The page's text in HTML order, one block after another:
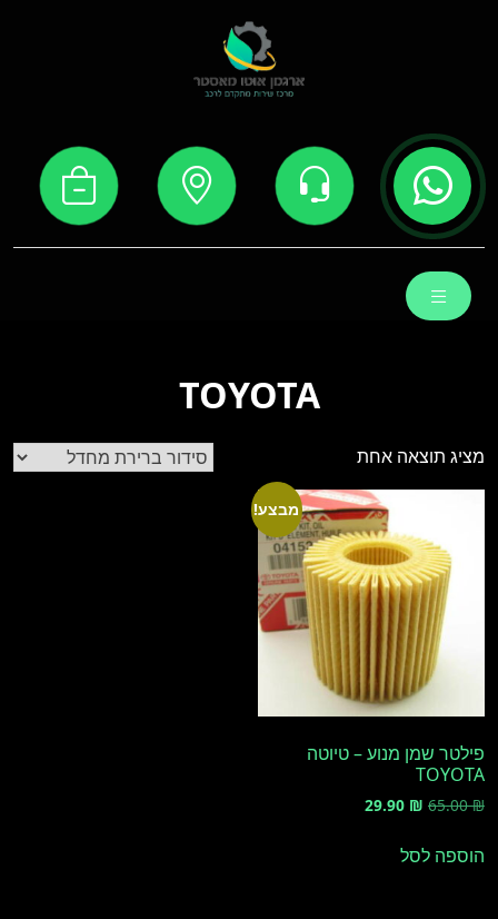
TOYOTA
מציג תוצאה אחת
מבצע!
פילטר שמן מנוע – טיוטה
TOYOTA
65.00₪
המחיר
היה:
29.90 ₪
המחיר
הוספה לסל